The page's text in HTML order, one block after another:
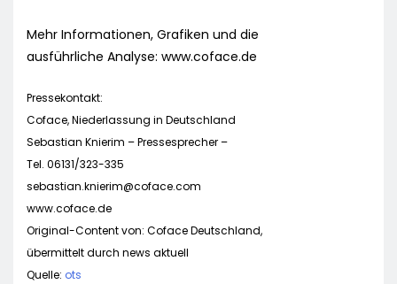
Mehr Informationen, Grafiken und die
ausführliche Analyse: www.coface.de
Pressekontakt:
Coface, Niederlassung in Deutschland
Sebastian Knierim – Pressesprecher –
Tel. 06131/323-335
sebastian.knierim@coface.com
www.coface.de
Original-Content von: Coface Deutschland,
übermittelt durch news aktuell
Quelle: ots